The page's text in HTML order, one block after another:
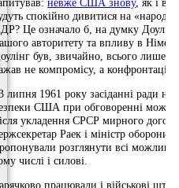
спокійно дивитися на
Це означало б, на думку
авторитету та впливу в
був, звичайно, всього лише
не компромісу, а конфронтації
липня 1961 року засіданні ради
США при обговоренні
укладення СРСР мирного
Раек і міністр оборони
розглянути всі можливі
числі і силові.
працювали і військові